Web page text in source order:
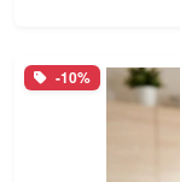
-10%